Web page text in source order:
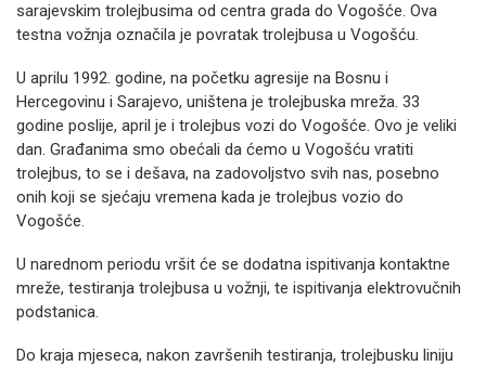
sarajevskim trolejbusima od centra grada do Vogošće. Ova
testna vožnja označila je povratak trolejbusa u Vogošću.
U aprilu 1992. godine, na početku agresije na Bosnu i
Hercegovinu i Sarajevo, uništena je trolejbuska mreža. 33
godine poslije, april je i trolejbus vozi do Vogošće. Ovo je veliki
dan. Građanima smo obećali da ćemo u Vogošću vratiti
trolejbus, to se i dešava, na zadovoljstvo svih nas, posebno
onih koji se sjećaju vremena kada je trolejbus vozio do
Vogošće.
U narednom periodu vršit će se dodatna ispitivanja kontaktne
mreže, testiranja trolejbusa u vožnji, te ispitivanja elektrovučnih
podstanica.
Do kraja mjeseca, nakon završenih testiranja, trolejbusku liniju